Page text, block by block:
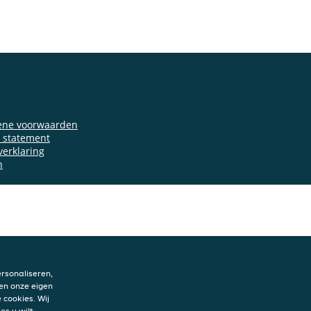
voorwaarden
statement
onze eigen
Wij